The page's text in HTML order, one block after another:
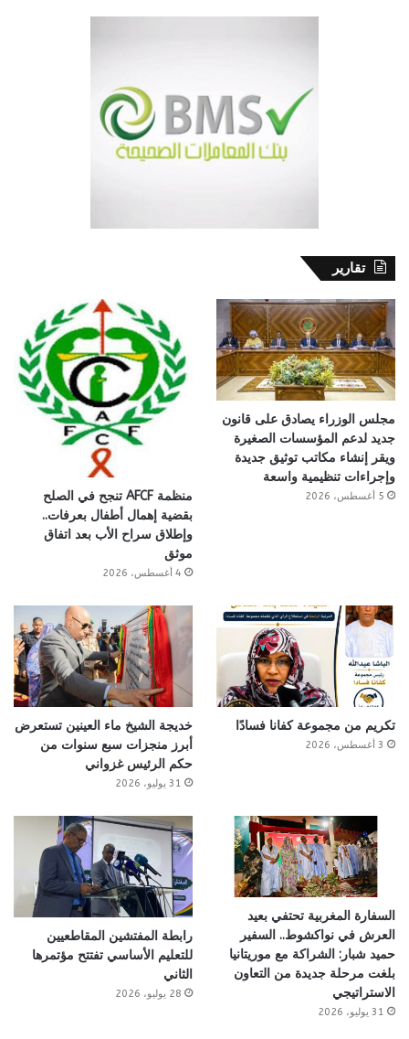
تقارير
مجلس الوزراء يصادق على قانون
جديد لدعم المؤسسات الصغيرة
ويقر إنشاء مكاتب توثيق جديدة
وإجراءات تنظيمية واسعة
5 أغسطس، 2026
منظمة AFCF تنجح في الصلح
بقضية إهمال أطفال بعرفات..
وإطلاق سراح الأب بعد اتفاق
موثق
4 أغسطس، 2026
تكريم من مجموعة كفانا فسادًا
3 أغسطس، 2026
خديجة الشيخ ماء العينين تستعرض
أبرز منجزات سبع سنوات من
حكم الرئيس غزواني
31 يوليو، 2026
السفارة المغربية تحتفي بعيد
العرش في نواكشوط.. السفير
حميد شبار: الشراكة مع موريتانيا
بلغت مرحلة جديدة من التعاون
الاستراتيجي
31 يوليو، 2026
رابطة المفتشين المقاطعيين
للتعليم الأساسي تفتتح مؤتمرها
الثاني
28 يوليو، 2026